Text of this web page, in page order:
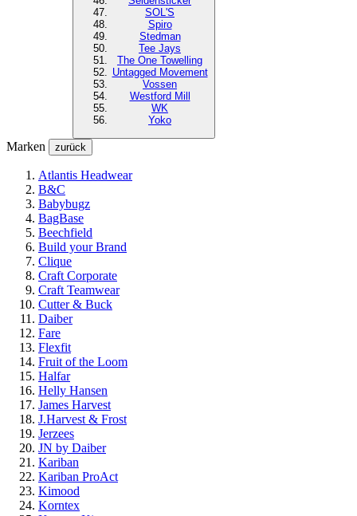
SOL'S
Spiro
Stedman
Tee Jays
The One Towelling
Untagged Movement
Vossen
Westford Mill
WK
Yoko
Marken zurück
Atlantis Headwear
B&C
Babybugz
BagBase
Beechfield
Build your Brand
Clique
Craft Corporate
Craft Teamwear
Cutter & Buck
Daiber
Fare
Flexfit
Fruit of the Loom
Halfar
Helly Hansen
James Harvest
J.Harvest & Frost
Jerzees
JN by Daiber
Kariban
Kariban ProAct
Kimood
Korntex